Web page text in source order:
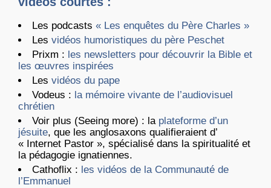
Les podcasts « Les enquêtes du Père Charles »
Les vidéos humoristiques du père Peschet
Prixm : les newsletters pour découvrir la Bible et
les œuvres inspirées
Les vidéos du pape
Vodeus : la mémoire vivante de l’audiovisuel
chrétien
Voir plus (Seeing more) : la plateforme d’un
jésuite, que les anglosaxons qualifieraient d’
« Internet Pastor », spécialisé dans la spiritualité et
la pédagogie ignatiennes.
Cathoflix : les vidéos de la Communauté de
l’Emmanuel